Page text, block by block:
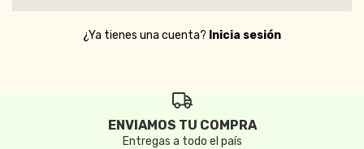
¿Ya tienes una cuenta? Inicia sesión
ENVIAMOS TU COMPRA
Entregas a todo el país